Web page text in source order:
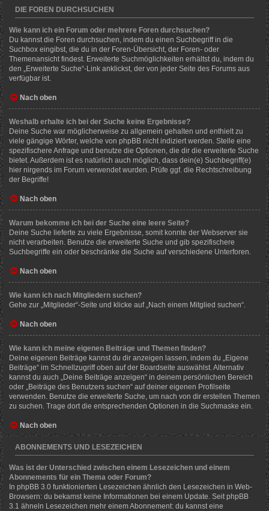
DIE FOREN DURCHSUCHEN
Wie kann ich ein Forum oder mehrere Foren durchsuchen?
Du kannst die Foren durchsuchen, indem du einen Suchbegriff in die
Suchbox eingibst, die du in der Foren-Übersicht, der Foren- oder
Themenansicht findest. Erweiterte Suchmöglichkeiten erhältst du, indem du
den „Erweiterte Suche“-Link anklickst, der von jeder Seite des Forums aus
verfügbar ist.
Nach oben
Weshalb erhalte ich bei der Suche keine Ergebnisse?
Deine Suche war möglicherweise zu allgemein gehalten und enthielt zu
viele gängige Wörter, welche von phpBB nicht indiziert werden. Stelle eine
spezifischere Anfrage und benutze die Optionen, die dir die erweiterte Suche
bietet. Außerdem ist es natürlich auch möglich, dass dein(e) Suchbegriff(e)
hier nirgends im Forum verwendet wurden. Prüfe ggf. die Rechtschreibung
der Begriffe!
Nach oben
Warum bekomme ich bei der Suche eine leere Seite?
Deine Suche lieferte zu viele Ergebnisse, somit konnte der Webserver sie
nicht verarbeiten. Benutze die erweiterte Suche und gib spezifischere
Suchbegriffe ein oder beschränke die Suche auf verschiedene Unterforen.
Nach oben
Wie kann ich nach Mitgliedern suchen?
Gehe zur „Mitglieder“-Seite und klicke auf „Nach einem Mitglied suchen“.
Nach oben
Wie kann ich meine eigenen Beiträge und Themen finden?
Deine eigenen Beiträge kannst du dir anzeigen lassen, indem du „Eigene
Beiträge“ im Schnellzugriff oben auf der Boardseite auswählst. Alternativ
kannst du auch „Deine Beiträge anzeigen“ in deinem persönlichen Bereich
oder „Beiträge des Benutzers suchen“ auf deiner eigenen Profilseite
verwenden. Benutze die erweiterte Suche, um nach von dir erstellen Themen
zu suchen. Trage dort die entsprechenden Optionen in die Suchmaske ein.
Nach oben
ABONNEMENTS UND LESEZEICHEN
Was ist der Unterschied zwischen einem Lesezeichen und einem
Abonnements für ein Thema oder Forum?
In phpBB 3.0 funktionierten Lesezeichen ähnlich den Lesezeichen in Web-
Browsern: du bekamst keine Informationen bei einem Update. Seit phpBB
3.1 ähneln Lesezeichen mehr einem Abonnement: du kannst eine